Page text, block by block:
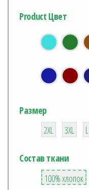
Product Цвет
Размер
12
2XL
12
3XL L
Состав ткани
12
100% хлопок